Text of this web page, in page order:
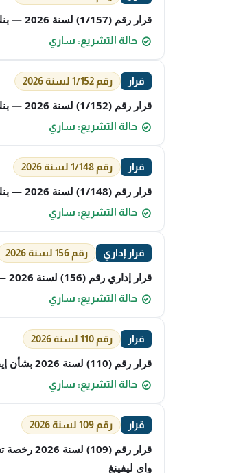
قرار رقم (1/157) لسنة 2026 — بنك الكويت المركزي — بشأن التأشير في سجل شركات التمويل بتعيين الرئيس التنفيذي لشركة كفيك للخدمات التمويلية
حالة التشريع: ساري
قرار رقم 1/152 لسنة 2026
قرار رقم (1/152) لسنة 2026 — بنك الكويت المركزي — بشأن التأشير في سجل شركات الصرافة بتعديل عنوان فرع شركة مركز الإمارات العربية المتحدة للصرافة
حالة التشريع: ساري
قرار رقم 1/148 لسنة 2026
قرار رقم (1/148) لسنة 2026 — بنك الكويت المركزي — بشأن التأشير في سجل البنوك بافتتاح فرع لبنك الكويت الوطني بدولة قطر
حالة التشريع: ساري
قرار إداري رقم 156 لسنة 2026
قرار إداري رقم (156) لسنة 2026 — بلدية الكويت — بشأن تغيير عنوان مكتب فاضل العجمي وشريكه للاستشارات الهندسية
حالة التشريع: ساري
قرار رقم 110 لسنة 2026
قرار رقم (110) لسنة 2026 بشأن إيقاف قيد في السجل الخاص بمراقبي الحسابات لدى هيئة أسواق المال
حالة التشريع: ساري
قرار رقم 109 لسنة 2026
قرار
واي ليفينغ